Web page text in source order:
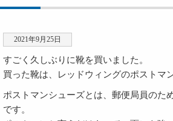
2021年9月25日
すごく久しぶりに靴を買いました。
買った靴は、レッドウィングのポストマ
ポストマンシューズとは、郵便局員のた
です。